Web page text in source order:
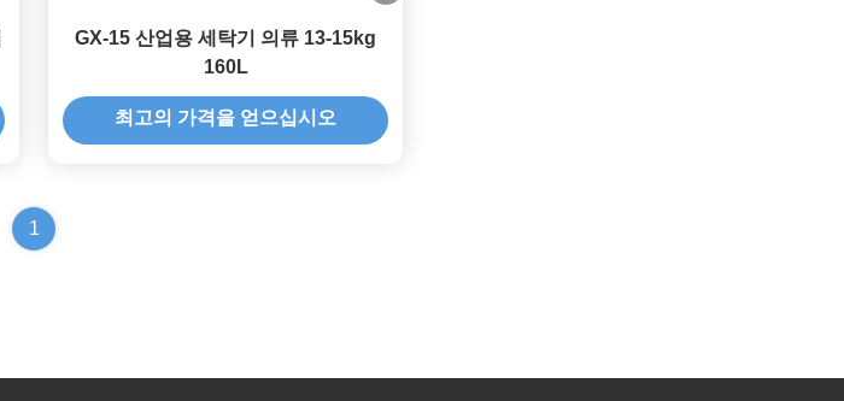
GX-15 산업용 세탁기 의류 13-15kg
160L
최고의 가격을 얻으십시오
1